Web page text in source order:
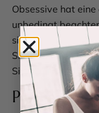
Obsessive hat
unbedingt
sich zu wählen.
Silhouette und gibt
Sie verdienen.